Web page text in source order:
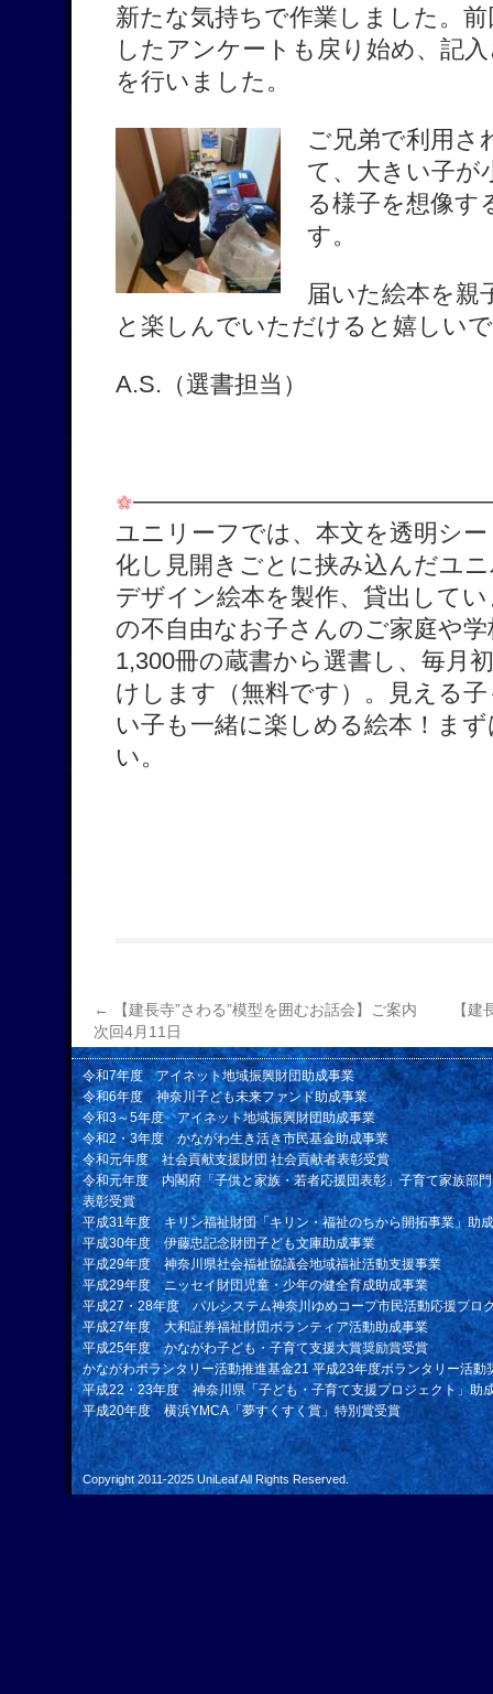
新たな気持ちで作業しました。
したアンケートも戻り始め、記
を行いました。
ご兄弟で利用
て、大きい子が
る様子を想像す
す。
届いた絵本を親
と楽しんでいただけると嬉しい
A.S.（選書担当）
ユニリーフでは、本文を透明シ
化し見開きごとに挟み込んだユ
デザイン絵本を製作、貸出して
の不自由なお子さんのご家庭や
1,300冊の蔵書から選書し、毎月
けします（無料です）。見える
い子も一緒に楽しめる絵本！ま
い。
←
【建長寺”さわる”模型を囲むお話会】ご案内
次回4月11日
【
令和7年度 アイネット地域振興財団助成事業
令和6年度 神奈川子ども未来ファンド助成事業
令和3～5年度 アイネット地域振興財団助成事業
令和2・3年度 かながわ生き活き市民基金助成事業
令和元年度 社会貢献支援財団 社会貢献者表彰受賞
令和元年度 内閣府「子供と家族・若者応援団表彰」子育て家族部
表彰受賞
平成31年度 キリン福祉財団「キリン・福祉のちから開拓事業」助
平成30年度 伊藤忠記念財団子ども文庫助成事業
平成29年度 神奈川県社会福祉協議会地域福祉活動支援事業
平成29年度 ニッセイ財団児童・少年の健全育成助成事業
平成27・28年度 パルシステム神奈川ゆめコープ市民活動応援プロ
平成27年度 大和証券福祉財団ボランティア活動助成事業
平成25年度 かながわ子ども・子育て支援大賞奨励賞受賞
かながわボランタリー活動推進基金21 平成23年度ボランタリー活動
平成22・23年度 神奈川県「子ども・子育て支援プロジェクト」助
平成20年度 横浜YMCA「夢すくすく賞」特別賞受賞
Copyright 2011-2025 UniLeafAll Rights Reserved.